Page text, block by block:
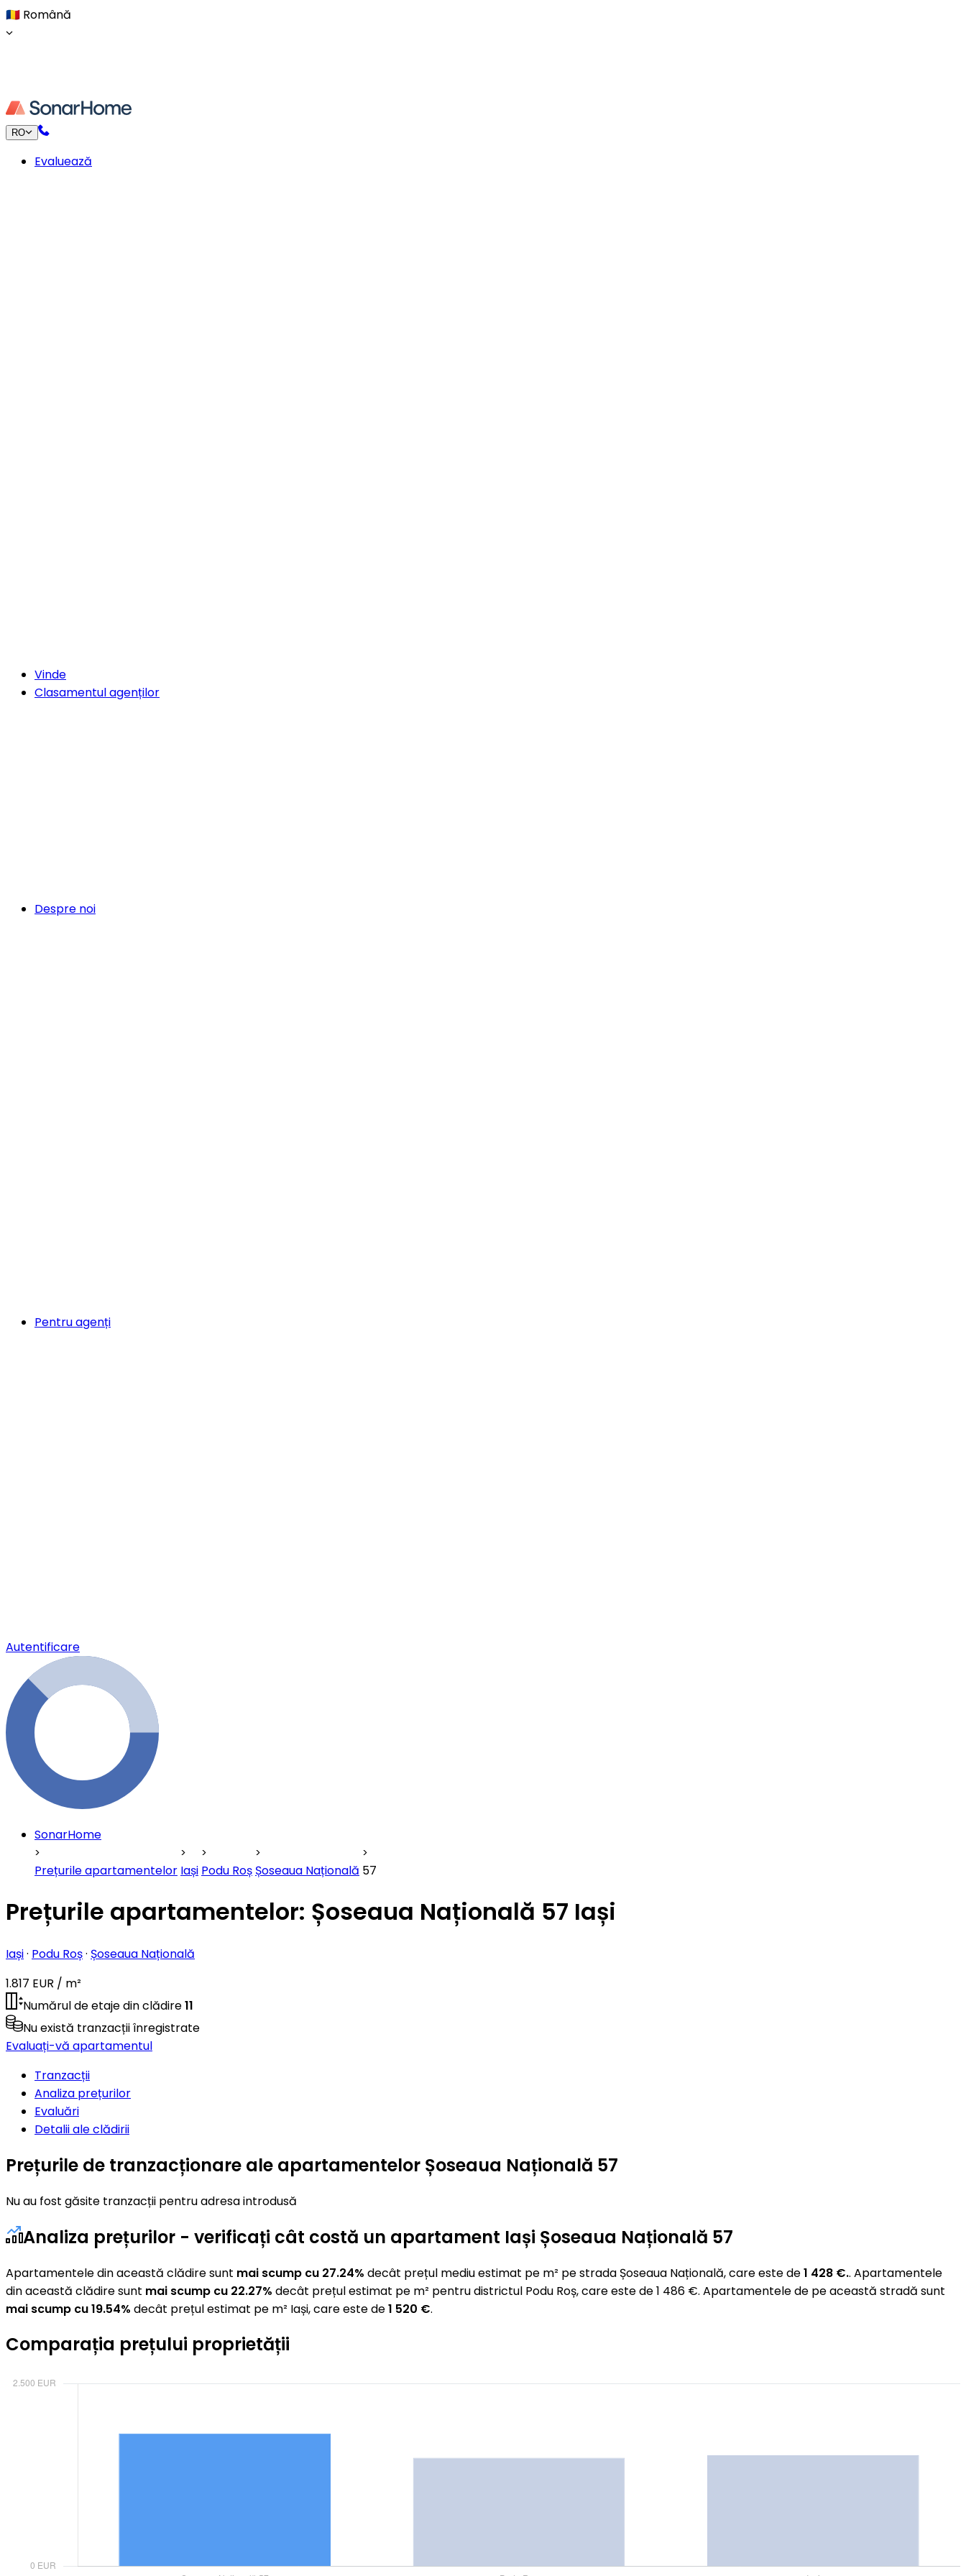
🇷🇴 Română
RO
Evaluează
Vinde
Clasamentul agenților
Despre noi
Pentru agenți
Autentificare
SonarHome
Prețurile apartamentelor Iași Podu Roș Șoseaua Națională 57
Prețurile apartamentelor: Șoseaua Națională 57 Iași
Iași· Podu Roș· Șoseaua Națională
1.817 EUR / m²
Numărul de etaje din clădire11
Nu există tranzacții înregistrate
Evaluați-vă apartamentul
Tranzacții
Analiza prețurilor
Evaluări
Detalii ale clădirii
Prețurile de tranzacționare ale apartamentelor Șoseaua Națională 57
Nu au fost găsite tranzacții pentru adresa introdusă
Analiza prețurilor - verificați cât costă un apartament Iași Șoseaua Națională 57
Apartamentele din această clădire sunt mai scump cu 27.24% decât prețul mediu estimat pe m² pe strada Șoseaua Națională, care este de1 428 €.. Apartamentele
din această clădire sunt mai scump cu 22.27% decât prețul estimat pe m² pentru districtul Podu Roș, care este de 1 486 €. Apartamentele de pe această stradă sunt
mai scump cu 19.54% decât prețul estimat pe m² Iași, care este de1 520 €.
Comparația prețului proprietății